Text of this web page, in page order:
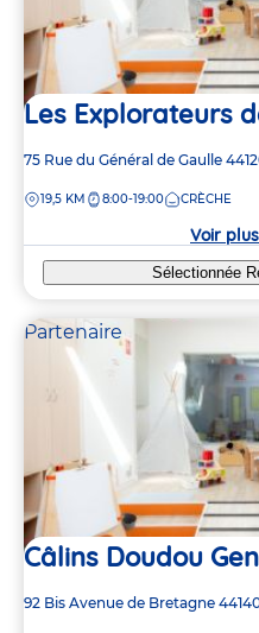
Les Explorateurs
Adresse
la
75 Rue du Général de Gaulle
DISTANCE
19,5 KM 8:00-19:00 CRÈCHE
Voir
Sélectionnée
Partenaire
Câlins Doudou
Adresse
92 Bis Avenue de Bretagne